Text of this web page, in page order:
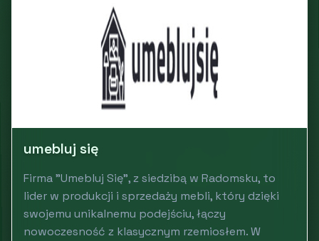
umebluj się
Firma "Umebluj Się", z siedzibą w Radomsku, to
lider w produkcji i sprzedaży mebli, który dzięki
swojemu unikalnemu podejściu, łączy
nowoczesność z klasycznym rzemiosłem. W